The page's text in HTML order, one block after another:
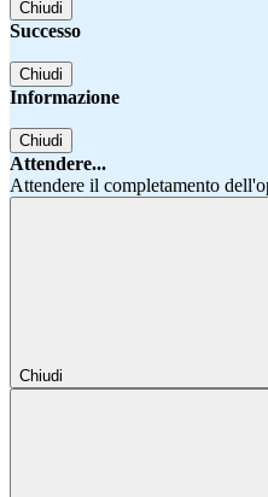
Chiudi
Successo
Chiudi
Informazione
Chiudi
Attendere...
Attendere il completamento
Chiudi